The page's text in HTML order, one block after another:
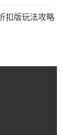
扣版玩法攻略